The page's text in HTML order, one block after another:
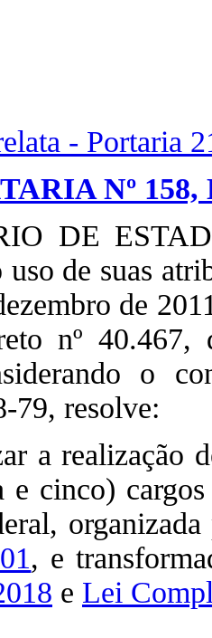
- Portaria
Nº
DE
de suas
de
nº
o
79, resolve:
a realização
e cinco)
, e
e Lei